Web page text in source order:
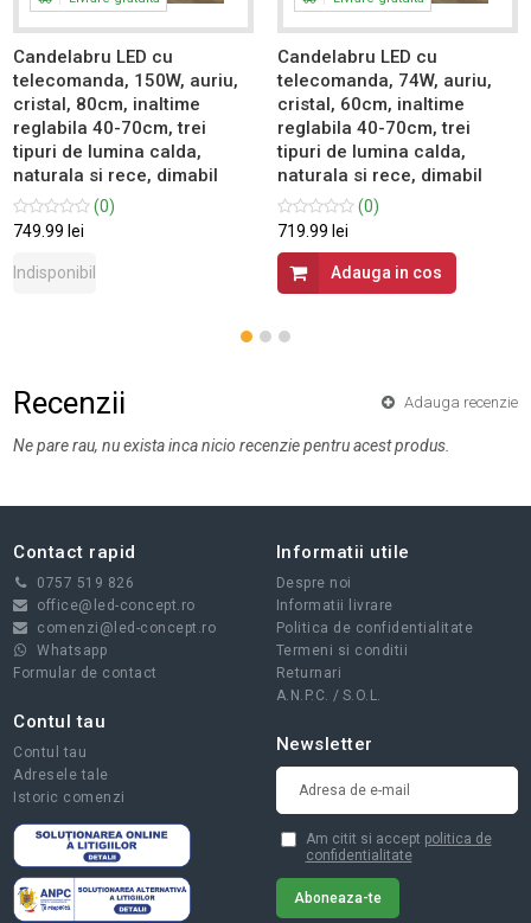
Candelabru LED cu
telecomanda, 150W, auriu,
cristal, 80cm, inaltime
reglabila 40-70cm, trei
tipuri de lumina calda,
naturala si rece, dimabil
(0)
749.99 lei
Indisponibil
Candelabru LED cu
telecomanda, 74W, auriu,
cristal, 60cm, inaltime
reglabila 40-70cm, trei
tipuri de lumina calda,
naturala si rece, dimabil
(0)
719.99 lei
Adauga in cos
Recenzii Adauga recenzie
Ne pare rau, nu exista inca nicio recenzie pentru acest produs.
Contact rapid
0757 519 826
office@led-concept.ro
comenzi@led-concept.ro
Whatsapp
Formular de contact
Informatii utile
Despre noi
Informatii livrare
Politica de confidentialitate
Termeni si conditii
Returnari
A.N.P.C. / S.O.L.
Contul tau
Contul tau
Adresele tale
Istoric comenzi
Newsletter
Am citit si accept politica de
confidentialitate